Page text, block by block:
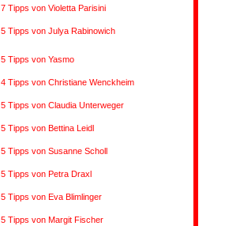
7 Tipps von Violetta Parisini
5 Tipps von Julya Rabinowich
5 Tipps von Yasmo
4 Tipps von Christiane Wenckheim
5 Tipps von Claudia Unterweger
5 Tipps von Bettina Leidl
5 Tipps von Susanne Scholl
5 Tipps von Petra Draxl
5 Tipps von Eva Blimlinger
5 Tipps von Margit Fischer